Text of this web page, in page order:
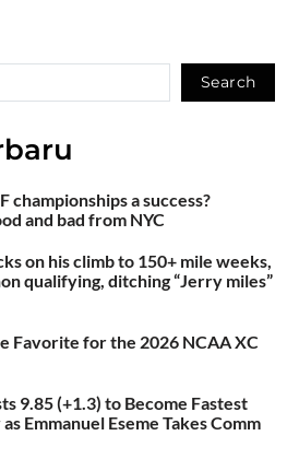
Search
championships a success?
and bad from NYC
on his climb to 150+ mile weeks,
qualifying, ditching “Jerry miles”
Favorite for the 2026 NCAA XC
9.85 (+1.3) to Become Fastest
Emmanuel Eseme Takes Comm